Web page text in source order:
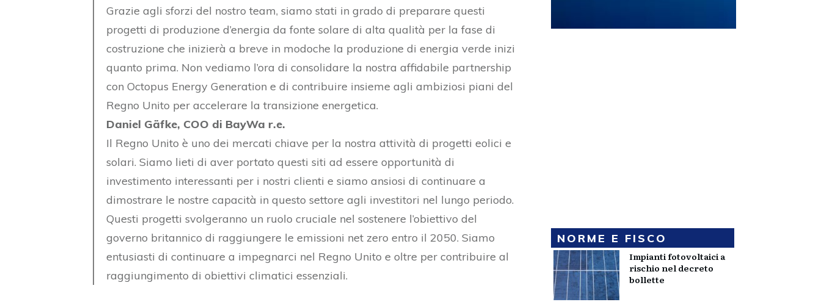
Grazie agli sforzi del nostro team, siamo stati in grado di preparare questi
progetti di produzione d’energia da fonte solare di alta qualità per la fase di
costruzione che inizierà a breve in modoche la produzione di energia verde inizi
quanto prima. Non vediamo l’ora di consolidare la nostra affidabile partnership
con Octopus Energy Generation e di contribuire insieme agli ambiziosi piani del
Regno Unito per accelerare la transizione energetica.
Daniel Gäfke, COO di BayWa r.e.
Il Regno Unito è uno dei mercati chiave per la nostra attività di progetti eolici e
solari. Siamo lieti di aver portato questi siti ad essere opportunità di
investimento interessanti per i nostri clienti e siamo ansiosi di continuare a
dimostrare le nostre capacità in questo settore agli investitori nel lungo periodo.
Questi progetti svolgeranno un ruolo cruciale nel sostenere l’obiettivo del
governo britannico di raggiungere le emissioni net zero entro il 2050. Siamo
entusiasti di continuare a impegnarci nel Regno Unito e oltre per contribuire al
raggiungimento di obiettivi climatici essenziali.
NORME E FISCO
Impianti fotovoltaici a
rischio nel decreto
bollette